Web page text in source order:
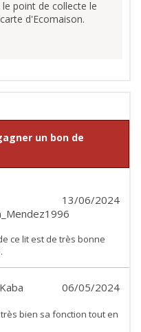
point de collecte le
d'Ecomaison.
un bon de
13/06/2024
ce lit est de très bonne
06/05/2024
bien sa fonction tout en